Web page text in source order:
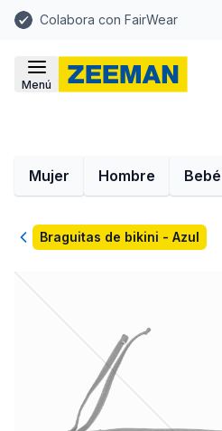
Colabora con FairWear
Menú
Mujer Hombre Bebé
VolverBraguitas de bikini - Azul